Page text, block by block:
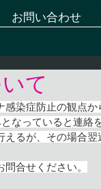
お問い合わせ
て
染症防止の観点か
なっていると連絡
るが、その場合翌
合せください。